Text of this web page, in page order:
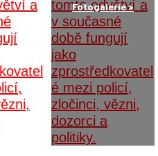
Fotogalerie >